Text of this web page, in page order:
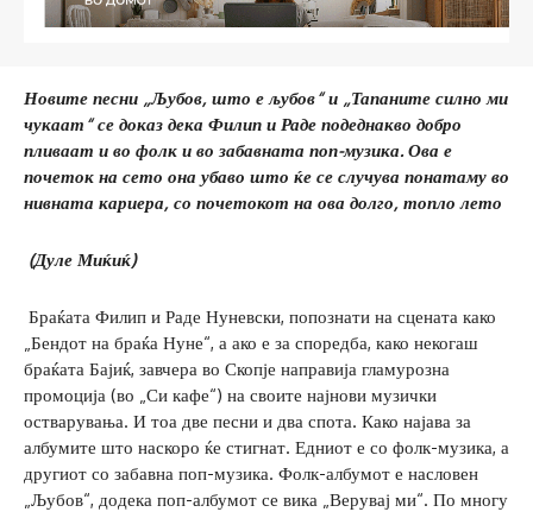
Новите песни „Љубов, што е љубов“ и „Тапаните силно ми
чукаат“ се доказ дека Филип и Раде подеднакво добро
пливаат и во фолк и во забавната поп-музика. Ова е
почеток на сето она убаво што ќе се случува понатаму во
нивната кариера, со почетокот на ова долго, топло лето
(Дуле Миќиќ)
Браќата Филип и Раде Нуневски, попознати на сцената како
„Бендот на браќа Нуне“, а ако е за споредба, како некогаш
браќата Бајиќ, завчера во Скопје направија гламурозна
промоција (во „Си кафе“) на своите најнови музички
остварувања. И тоа две песни и два спота. Како најава за
албумите што наскоро ќе стигнат. Едниот е со фолк-музика, а
другиот со забавна поп-музика. Фолк-албумот е насловен
„Љубов“, додека поп-албумот се вика „Верувај ми“. По многу